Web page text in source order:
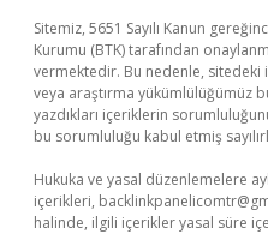
Sitemiz, 5651 Sayılı Kanun
Kurumu (BTK) tarafından
vermektedir. Bu nedenle,
veya araştırma yükümlülüğümüz
yazdıkları içeriklerin
bu sorumluluğu kabul etmiş
Hukuka ve yasal düzenlemelere
içerikleri,
halinde, ilgili içerikler yasal süre